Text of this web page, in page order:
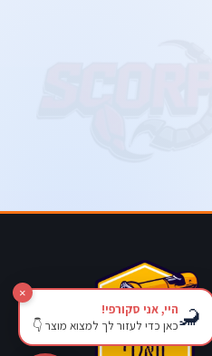
×
🦂היי, אני סקורפי!
כאן כדי לעזור לך למצוא מוצר 👇